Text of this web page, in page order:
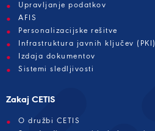
Upravljanje podatkov
AFIS
Personalizacijske rešitve
Infrastruktura javnih ključev (PKI)
Izdaja dokumentov
Sistemi sledljivosti
Zakaj CETIS
O družbi CETIS